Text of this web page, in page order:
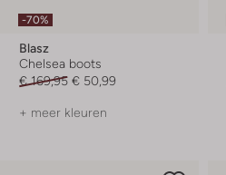
-70%
Blasz
Chelsea boots
€ 169,95 € 50,99
+ meer kleuren